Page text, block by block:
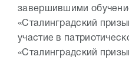
завершившими
«Сталинградский
участие в
«Сталинградский